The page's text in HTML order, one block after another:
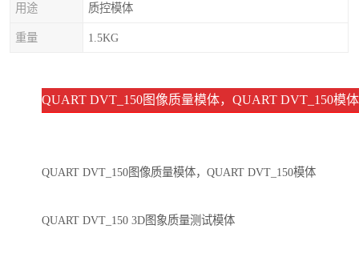
用途 质控模体
重量 1.5KG
QUART DVT_150图像质量模体，QUART DVT_150模
QUART DVT_150图像质量模体，QUART DVT_150模体
QUART DVT_150 3D图象质量测试模体